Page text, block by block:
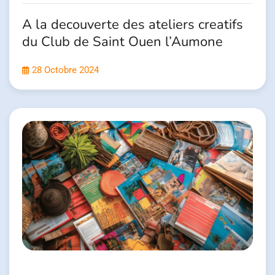
A la decouverte des ateliers creatifs
du Club de Saint Ouen l’Aumone
28 Octobre 2024